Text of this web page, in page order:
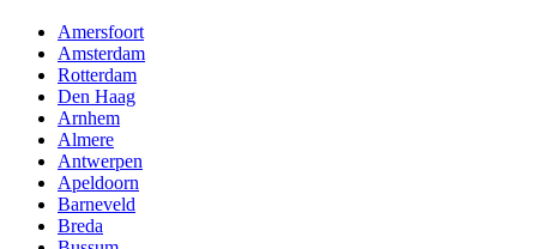
Amersfoort
Amsterdam
Rotterdam
Den Haag
Arnhem
Almere
Antwerpen
Apeldoorn
Barneveld
Breda